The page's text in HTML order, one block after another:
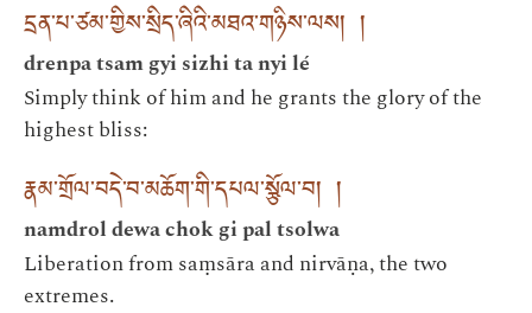
དྲན་པ་ཙམ་གྱིས་སྲིད་ཞིའི་མཐའ་གཉིས་ལས། །
drenpa tsam gyi sizhi ta nyi lé
Simply think of him and he grants the glory of the
highest bliss:
རྣམ་གྲོལ་བདེ་བ་མཆོག་གི་དཔལ་སྩོལ་བ། །
namdrol dewa chok gi pal tsolwa
Liberation from saṃsāra and nirvāṇa, the two
extremes.